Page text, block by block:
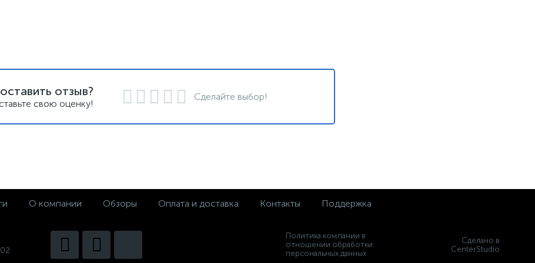
отзыв?
свою оценку!
Сделайте выбор!
О компании Обзоры Оплата и доставка Контакты Поддержка
Политика компании в
отношении обработки
персональных данных
Сделано в
CenterStudio